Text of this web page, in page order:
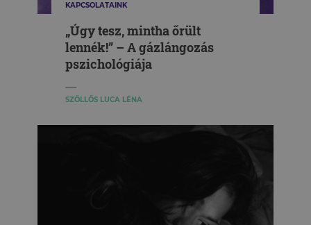
KAPCSOLATAINK
„Úgy tesz, mintha őrült
lennék!” – A gázlángozás
pszichológiája
SZÖLLŐS LUCA LÉNA